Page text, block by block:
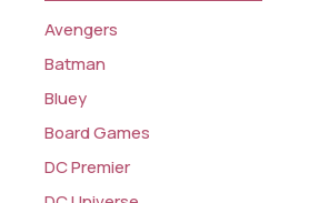
Avengers
Batman
Bluey
Board Games
DC Premier